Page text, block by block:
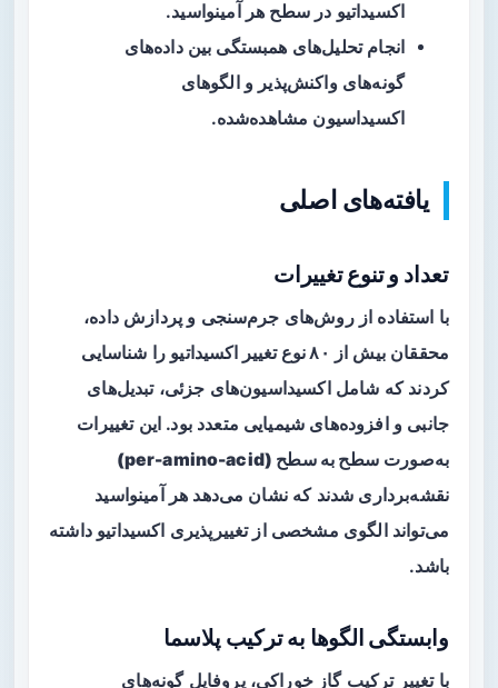
اکسیداتیو در سطح هر آمینواسید.
انجام تحلیل‌های همبستگی بین داده‌های
گونه‌های واکنش‌پذیر و الگوهای
اکسیداسیون مشاهده‌شده.
یافته‌های اصلی
تعداد و تنوع تغییرات
با استفاده از روش‌های جرم‌سنجی و پردازش داده،
محققان بیش از ۸۰ نوع تغییر اکسیداتیو
را شناسایی
کردند که شامل اکسیداسیون‌های جزئی، تبدیل‌های
جانبی و افزوده‌های شیمیایی متعدد بود. این تغییرات
به‌صورتسطح به سطح (per-amino-acid)
نقشه‌برداری شدند که نشان می‌دهد هر آمینواسید
می‌تواند الگوی مشخصی از تغییر‌پذیری اکسیداتیو داشته
باشد.
وابستگی الگوها به ترکیب پلاسما
با تغییر ترکیب گاز خوراکی، پروفایل گونه‌های